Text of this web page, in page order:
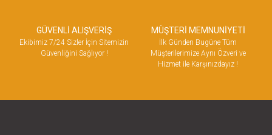
GÜVENLİ ALIŞVERİŞ
Ekibimiz 7/24 Sizler İçin Sitemizin
Güvenliğini Sağlıyor !
MÜŞTERİ MEMNUNİYETİ
İlk Günden Bugüne Tüm
Müşterilerimize Aynı Özveri ve
Hizmet ile Karşınızdayız !